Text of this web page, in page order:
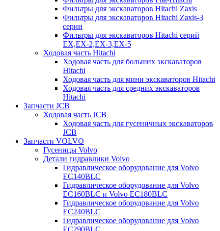
Фильтры для экскаваторов Hitachi Zaxis
Фильтры для экскаваторов Hitachi Zaxis-3
серии
Фильтры для экскаваторов Hitachi серий
EX,EX-2,EX-3,EX-5
Ходовая часть Hitachi
Ходовая часть для больших экскаваторов
Hitachi
Ходовая часть для мини экскаваторов Hitachi
Ходовая часть для средних экскаваторов
Hitachi
Запчасти JCB
Ходовая часть JCB
Ходовая часть для гусеничных экскаваторов
JCB
Запчасти VOLVO
Гусеницы Volvo
Детали гидравлики Volvo
Гидравлическое оборудование для Volvo
EC140BLC
Гидравлическое оборудование для Volvo
EC160BLC и Volvo EC180BLC
Гидравлическое оборудование для Volvo
EC240BLC
Гидравлическое оборудование для Volvo
EC290BLC